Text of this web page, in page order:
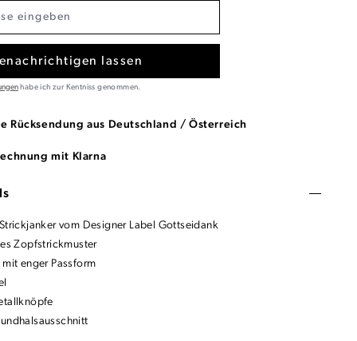
lassen
habe ich zur Kentniss genommen.
Rücksendung aus Deutschland / Österreich
mit Klarna
vom Designer Label Gottseidank
Zopfstrickmuster
enger Passform